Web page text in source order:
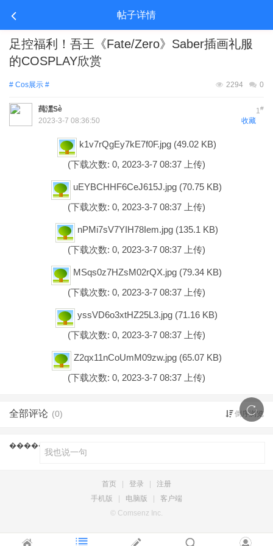
帖子详情
足控福利！吾王《Fate/Zero》Saber插画礼服
的COSPLAY欣赏
# Cos展示 # 0
2294
1#
莼潶Sè
收藏
2023-3-7 08:36:50
k1v7rQgEy7kE7f0F.jpg (49.02 KB)
(下载次数: 0, 2023-3-7 08:37 上传)
uEYBCHHF6CeJ615J.jpg (70.75 KB)
(下载次数: 0, 2023-3-7 08:37 上传)
nPMi7sV7YIH78Iem.jpg (135.1 KB)
(下载次数: 0, 2023-3-7 08:37 上传)
MSqs0z7HZsM02rQX.jpg (79.34 KB)
(下载次数: 0, 2023-3-7 08:37 上传)
yssVD6o3xtHZ25L3.jpg (71.16 KB)
(下载次数: 0, 2023-3-7 08:37 上传)
Z2qx11nCoUmM09zw.jpg (65.07 KB)
(下载次数: 0, 2023-3-7 08:37 上传)
全部评论 (0) 倒序浏览
������¼���
首页 登录
注册
手机版
电脑版
客户端
© Comsenz Inc.